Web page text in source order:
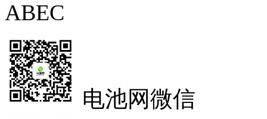
ABEC
电池网微信